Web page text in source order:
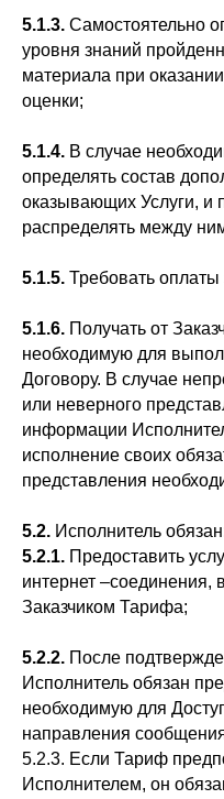
5.1.3. Самостоятельно
уровня знаний
материала при
оценки;
5.1.4. В случае
определять состав
оказывающих Услуги, и
распределять между
5.1.5. Требовать
5.1.6. Получать от
необходимую для
Договору. В случае
или неверного
информации
исполнение своих
представления
5.2. Исполнитель
5.2.1. Предоставить
интернет –соединения,
Заказчиком Тарифа;
5.2.2. После
Исполнитель обязан
необходимую для
направления
5.2.3. Если Тариф
Исполнителем, он